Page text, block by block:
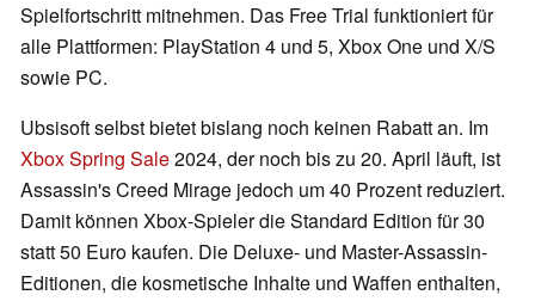
Spielfortschritt mitnehmen. Das Free Trial funktioniert für
alle Plattformen: PlayStation 4 und 5, Xbox One und X/S
sowie PC.
Ubsisoft selbst bietet bislang noch keinen Rabatt an. Im
Xbox Spring Sale2024, der noch bis zu 20. April läuft, ist
Assassin's Creed Mirage jedoch um 40 Prozent reduziert.
Damit können Xbox-Spieler die Standard Edition für 30
statt 50 Euro kaufen. Die Deluxe- und Master-Assassin-
Editionen, die kosmetische Inhalte und Waffen enthalten,